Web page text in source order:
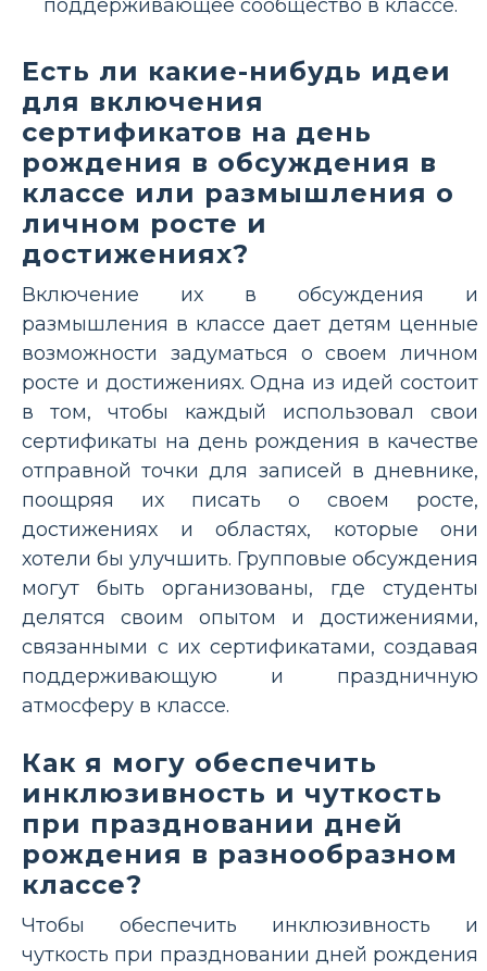
поддерживающее сообщество в классе.
Есть ли какие-нибудь идеи
для включения
сертификатов на день
рождения в обсуждения в
классе или размышления о
личном росте и
достижениях?
Включение их в обсуждения и
размышления в классе дает детям ценные
возможности задуматься о своем личном
росте и достижениях. Одна из идей состоит
в том, чтобы каждый использовал свои
сертификаты на день рождения в качестве
отправной точки для записей в дневнике,
поощряя их писать о своем росте,
достижениях и областях, которые они
хотели бы улучшить. Групповые обсуждения
могут быть организованы, где студенты
делятся своим опытом и достижениями,
связанными с их сертификатами, создавая
поддерживающую и праздничную
атмосферу в классе.
Как я могу обеспечить
инклюзивность и чуткость
при праздновании дней
рождения в разнообразном
классе?
Чтобы обеспечить инклюзивность и
чуткость при праздновании дней рождения